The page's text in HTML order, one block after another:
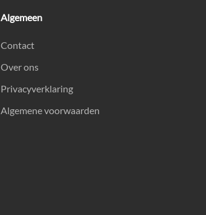
Algemeen
Contact
Over ons
Privacyverklaring
Algemene voorwaarden